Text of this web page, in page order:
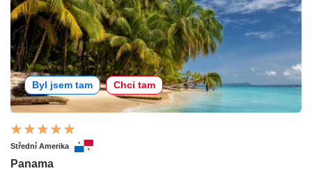
Byl jsem tam Chci tam
Střední Amerika
Panama